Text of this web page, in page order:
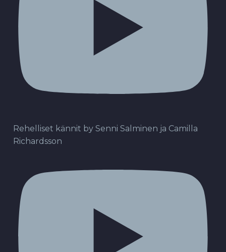
Rehelliset kännit by Senni Salminen ja Camilla
Richardsson